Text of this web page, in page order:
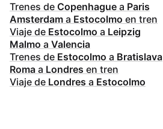
Trenes de Copenhague a Paris
Amsterdam a Estocolmo en tren
Viaje de Estocolmo a Leipzig
Malmo a Valencia
Trenes de Estocolmo a Bratislava
Roma a Londres en tren
Viaje de Londres a Estocolmo